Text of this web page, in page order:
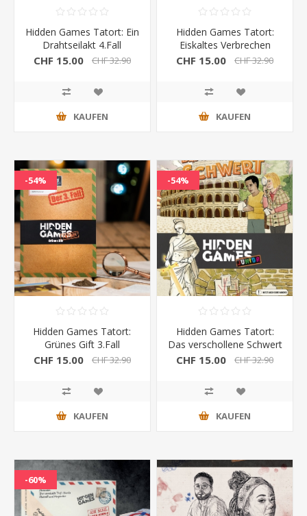
Hidden Games Tatort: Ein
Drahtseilakt 4.Fall
CHF 15.00 CHF 32.90
KAUFEN
Hidden Games Tatort:
Eiskaltes Verbrechen
6.Fall
CHF 15.00 CHF 32.90
KAUFEN
-54%
Hidden Games Tatort:
Grünes Gift 3.Fall
CHF 15.00 CHF 32.90
KAUFEN
-54%
Hidden Games Tatort:
Das verschollene Schwert
7.Fall
CHF 15.00 CHF 32.90
KAUFEN
-60%